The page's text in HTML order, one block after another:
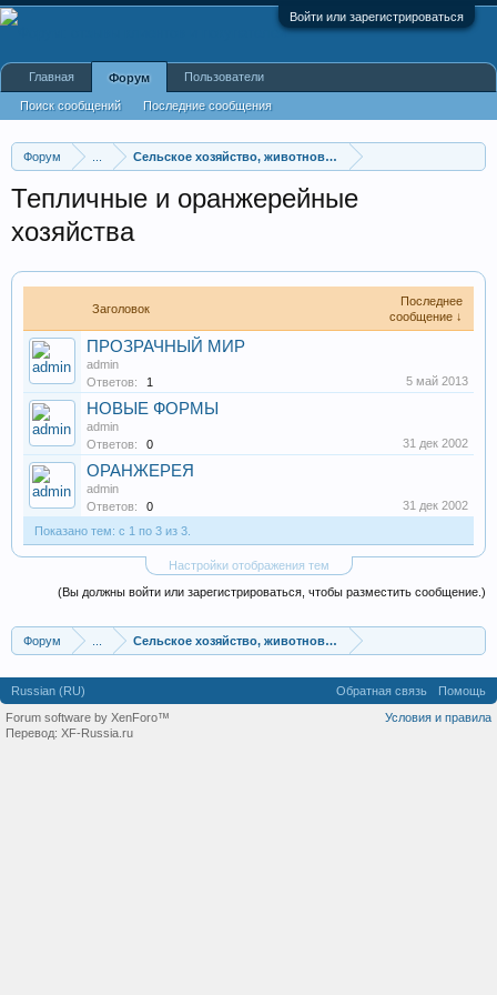
Войти или зарегистрироваться
Форум Сельское хозяйство, животноводство, фермы, совхозы
Тепличные и оранжерейные
хозяйства
Заголовок
Последнее
сообщение ↓
ПРОЗРАЧНЫЙ МИР
admin
Ответов:
1 5 май 2013
НОВЫЕ ФОРМЫ
admin
Ответов:
0 31 дек 2002
ОРАНЖЕРЕЯ
admin
Ответов:
0
31 дек 2002
Показано тем: с 1 по 3 из 3.
Настройки отображения тем
(Вы должны войти или зарегистрироваться, чтобы разместить сообщение.)
Форум Сельское хозяйство, животноводство, фермы, совхозы
Главная Форум
Поиск сообщений Последние сообщения
Пользователи
Russian (RU) Обратная связь
Помощь
Условия и правила
Forum software by XenForo™
Перевод: XF-Russia.ru